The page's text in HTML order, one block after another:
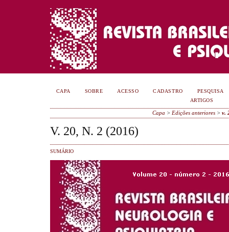
CAPA SOBRE ACESSO CADASTRO
PESQUISA
ARTIGOS
Capa > Edições anteriores> v.
V. 20, N. 2 (2016)
SUMÁRIO